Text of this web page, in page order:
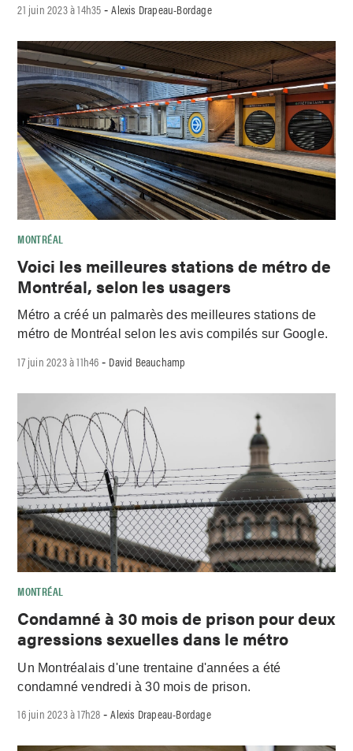
21 juin 2023 à 14h35 -Alexis Drapeau-Bordage
MONTRÉAL
Voici les meilleures stations de métro de
Montréal, selon les usagers
Métro a créé un palmarès des meilleures stations de
métro de Montréal selon les avis compilés sur Google.
17 juin 2023 à 11h46 - David Beauchamp
MONTRÉAL
Condamné à 30 mois de prison pour deux
agressions sexuelles dans le métro
Un Montréalais d'une trentaine d'années a été
condamné vendredi à 30 mois de prison.
16 juin 2023 à 17h28 -Alexis Drapeau-Bordage